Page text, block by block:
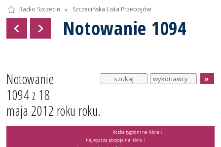
Radio Szczecin » Szczecińska Lista Przebojów
Notowanie 1094
Notowanie
1094 z 18
maja 2012 roku roku.
liczba tygodni na liście ↓
najwyższa pozycja na liście ↓